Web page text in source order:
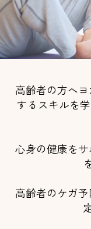
高齢者の方へ
するスキルを
心身の健康を
高齢者のケガ